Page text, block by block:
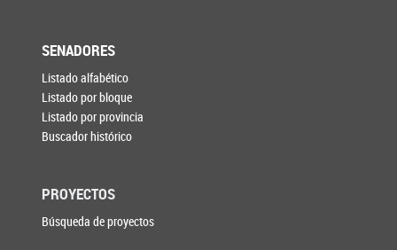
SENADORES
Listado alfabético
Listado por bloque
Listado por provincia
Buscador histórico
PROYECTOS
Búsqueda de proyectos